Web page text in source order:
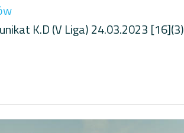
K.D (V Liga) 24.03.2023 [16](3)